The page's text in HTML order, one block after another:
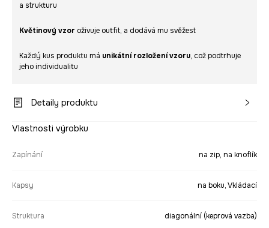
a strukturu
Květinový vzor oživuje outfit, a dodává mu svěžest
Každý kus produktu má unikátní rozložení vzoru, což podtrhuje
jeho individualitu
Detaily produktu
Vlastnosti výrobku
Zapínání na zip, na knoflík
Kapsy na boku, Vkládací
Struktura diagonální (keprová vazba)